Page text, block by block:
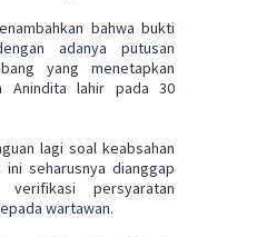
bahwa bukti
adanya putusan
yang menetapkan
Anindita lahir pada 30
lagi soal keabsahan
seharusnya dianggap
persyaratan
wartawan.